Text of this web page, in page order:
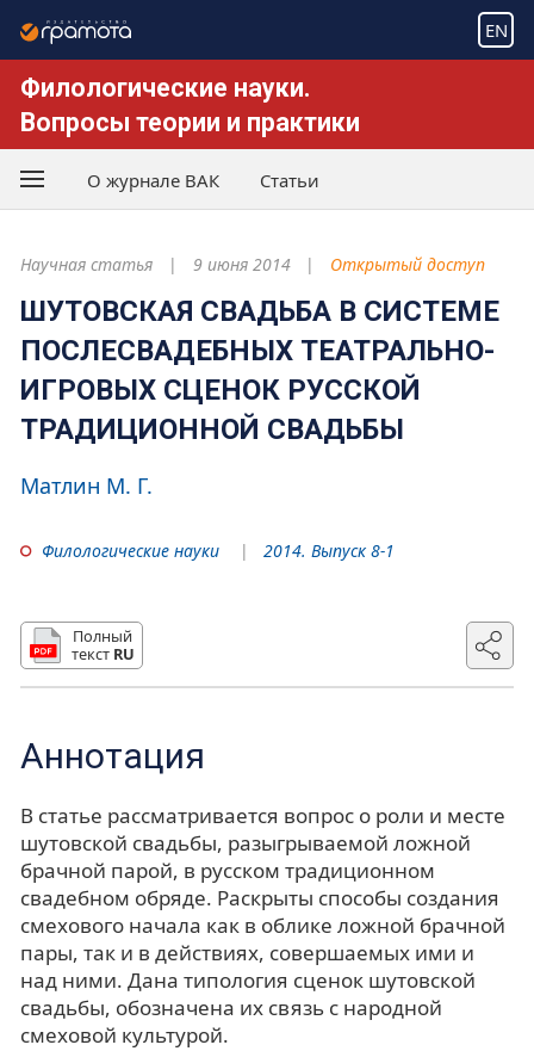
EN
Филологические науки.
Вопросы теории и практики
О журнале ВАК Статьи
Научная статья 9 июня 2014 Открытый доступ
ШУТОВСКАЯ СВАДЬБА В СИСТЕМЕ
ПОСЛЕСВАДЕБНЫХ ТЕАТРАЛЬНО-
ИГРОВЫХ СЦЕНОК РУССКОЙ
ТРАДИЦИОННОЙ СВАДЬБЫ
Матлин М. Г.
Филологические науки 2014. Выпуск 8-1
Полный
текст RU
Аннотация
В статье рассматривается вопрос о роли и месте
шутовской свадьбы, разыгрываемой ложной
брачной парой, в русском традиционном
свадебном обряде. Раскрыты способы создания
смехового начала как в облике ложной брачной
пары, так и в действиях, совершаемых ими и
над ними. Дана типология сценок шутовской
свадьбы, обозначена их связь с народной
смеховой культурой.